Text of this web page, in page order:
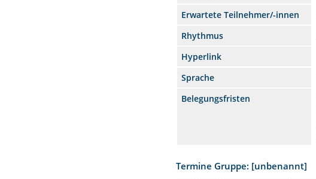
Erwartete Teilnehmer/-innen
Rhythmus
Hyperlink
Sprache
Belegungsfristen
Termine Gruppe: [unbenannt]